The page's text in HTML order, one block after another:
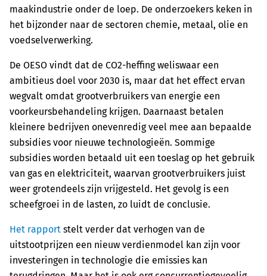
maakindustrie onder de loep. De onderzoekers keken in
het bijzonder naar de sectoren chemie, metaal, olie en
voedselverwerking.
De OESO vindt dat de CO2-heffing weliswaar een
ambitieus doel voor 2030 is, maar dat het effect ervan
wegvalt omdat grootverbruikers van energie een
voorkeursbehandeling krijgen. Daarnaast betalen
kleinere bedrijven onevenredig veel mee aan bepaalde
subsidies voor nieuwe technologieën. Sommige
subsidies worden betaald uit een toeslag op het gebruik
van gas en elektriciteit, waarvan grootverbruikers juist
weer grotendeels zijn vrijgesteld. Het gevolg is een
scheefgroei in de lasten, zo luidt de conclusie.
Het rapport stelt verder dat verhogen van de
uitstootprijzen een nieuw verdienmodel kan zijn voor
investeringen in technologie die emissies kan